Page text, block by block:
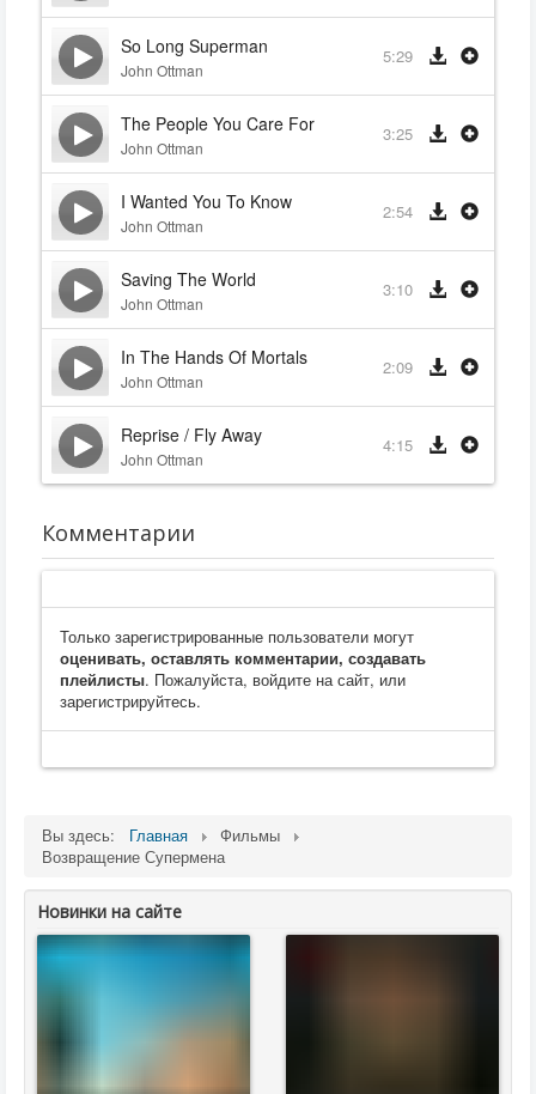
So Long Superman
John Ottman
5:29
The People You Care For
John Ottman
3:25
I Wanted You To Know
John Ottman
2:54
Saving The World
John Ottman
3:10
In The Hands Of Mortals
John Ottman
2:09
Reprise / Fly Away
John Ottman
4:15
Комментарии
Только зарегистрированные пользователи могут
оценивать, оставлять комментарии, создавать
плейлисты. Пожалуйста, войдите на сайт, или
зарегистрируйтесь.
Вы здесь: Главная
Фильмы
Возвращение Супермена
Новинки на сайте